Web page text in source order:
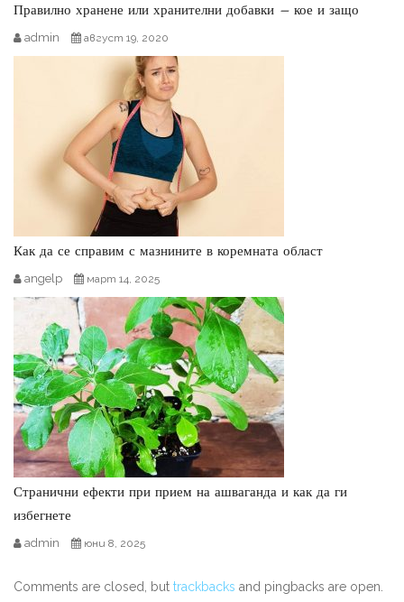
Правилно хранене или хранителни добавки – кое и защо
admin август 19, 2020
Как да се справим с мазнините в коремната област
angelp март 14, 2025
Странични ефекти при прием на ашваганда и как да ги
избегнете
admin юни 8, 2025
Comments are closed, but trackbacks and pingbacks are open.